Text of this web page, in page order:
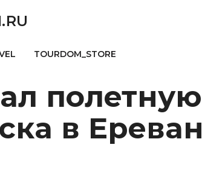
TOURDOM_STORE
полетную
в Ереван